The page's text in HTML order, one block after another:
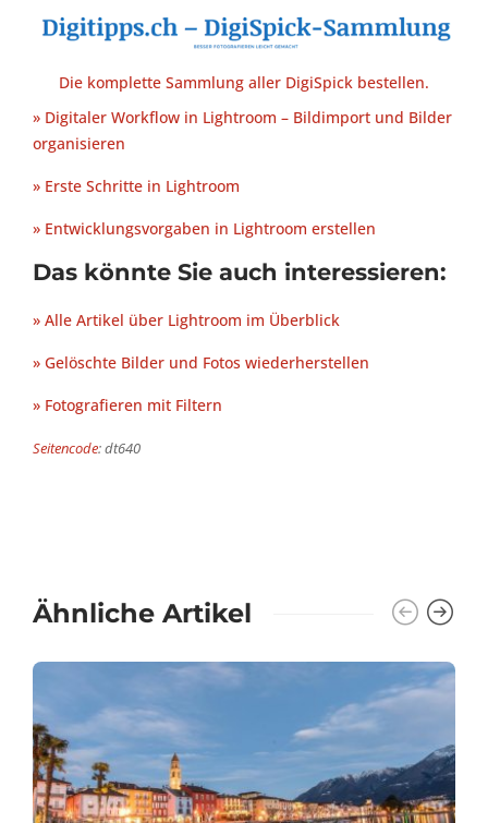
Die komplette Sammlung aller DigiSpick bestellen.
» Digitaler Workflow in Lightroom – Bildimport und Bilder
organisieren
» Erste Schritte in Lightroom
» Entwicklungsvorgaben in Lightroom erstellen
Das könnte Sie auch interessieren:
» Alle Artikel über Lightroom im Überblick
» Gelöschte Bilder und Fotos wiederherstellen
» Fotografieren mit Filtern
Seitencode: dt640
Ähnliche Artikel